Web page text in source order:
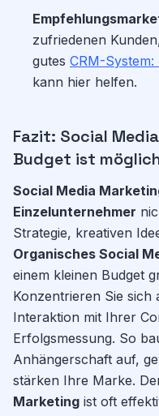
zufriedenen
gutes CRM-
kann hier helfen.
Fazit: Social
Budget ist
Social Media
Einzelunternehmer
Strategie, kreativen
Organisches Social
einem kleinen Budget
Konzentrieren Sie
Interaktion mit Ihrer
Erfolgsmessung. So
Anhängerschaft auf,
stärken Ihre Marke.
Marketing ist oft